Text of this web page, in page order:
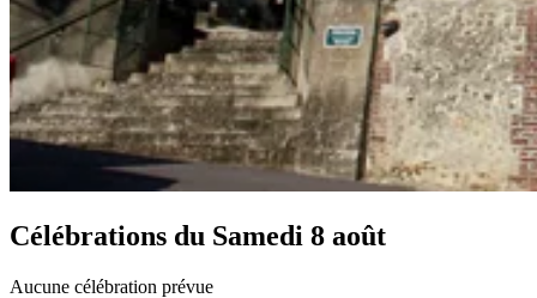
Célébrations du Samedi 8 août
Aucune célébration prévue